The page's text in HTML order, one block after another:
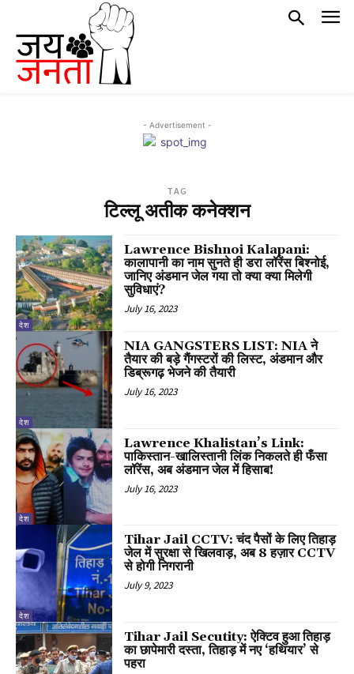
- Advertisement -
TAG
टिल्लू अतीक कनेक्शन
देश
Lawrence Bishnoi Kalapani:
कालापानी का नाम सुनते ही डरा लॉरेंस बिश्नोई,
जानिए अंडमान जेल गया तो क्या क्या मिलेगी
सुविधाएं?
July 16, 2023
देश
NIA GANGSTERS LIST: NIA ने
तैयार की बड़े गैंगस्टरों की लिस्ट, अंडमान और
डिब्रूगढ़ भेजने की तैयारी
July 16, 2023
देश
Lawrence Khalistan’s Link:
पाकिस्तान-खालिस्तानी लिंक निकलते ही फँसा
लॉरेंस, अब अंडमान जेल में हिसाब!
July 16, 2023
देश
Tihar Jail CCTV: चंद पैसों के लिए तिहाड़
जेल में सुरक्षा से खिलवाड़, अब 8 हज़ार CCTV
से होगी निगरानी
July 9, 2023
Tihar Jail Secutity: ऐक्टिव हुआ तिहाड़
का छापेमारी दस्ता, तिहाड़ में नए ‘हथियार’ से
पहरा